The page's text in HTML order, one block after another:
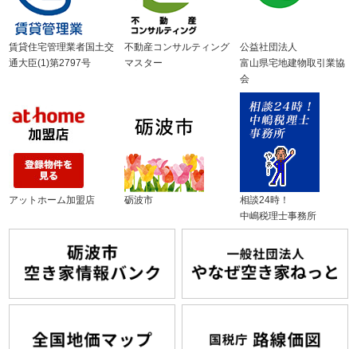
賃貸住宅管理業者国土交
通大臣(1)第2797号
不動産コンサルティング
マスター
公益社団法人
富山県宅地建物取引業協
会
アットホーム加盟店 砺波市
相談24時！
中嶋税理士事務所